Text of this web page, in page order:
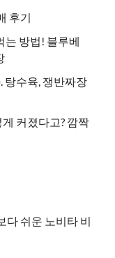
후기
는 방법! 블루베
탕수육, 쟁반짜장
커졌다고? 깜짝
다 쉬운 노비타 비